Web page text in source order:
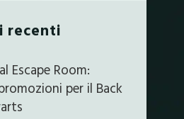
recenti
Escape Room:
per il Back